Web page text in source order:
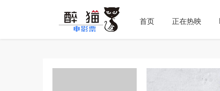
首页 正在热映